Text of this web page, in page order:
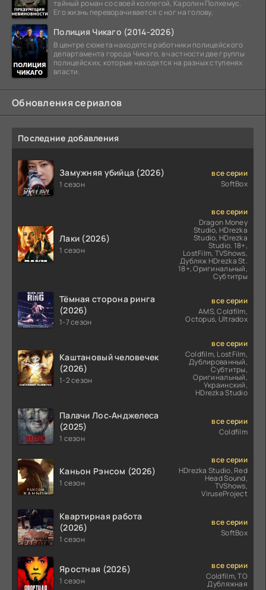
тайный роман со своей коллегой, Каролин Полхемус.
Его жизнь переворачивается с ног на голову,
Полиция Чикаго (2014-2026)
В центре сюжета находятся работники полицейского
департамента города Чикаго, в частности две группы
полицейских, которые находятся на разных ступенях
власти.
Обновления сериалов
Последние добавления
Замужняя убийца (2026)
1 сезон
все серии
SoftBox
Лаки (2026)
1 сезон
все серии
Dragon Money
Studio, HDrezka
Studio, HDrezka
Studio. 18+,
LostFilm, TVShows,
Дубляж HDrezka St.
18+, Оригинальный,
Субтитры
Тёмная сторона ринга
(2026)
1-7 сезон
все серии
AMS, Coldfilm,
Octopus, Ultradox
Каштановый человечек
(2026)
1-2 сезон
все серии
Coldfilm, LostFilm,
Дублированный,
Субтитры,
Оригинальный,
Украинский,
HDrezka Studio
Палачи Лос‑Анджелеса
(2025)
1 сезон
все серии
Coldfilm
Каньон Рэнсом (2026)
1 сезон
все серии
HDrezka Studio, Red
Head Sound,
TVShows,
ViruseProject
Квартирная работа
(2026)
1 сезон
все серии
SoftBox
Яростная (2026)
1 сезон
все серии
Coldfilm, ТО
Дубляжная